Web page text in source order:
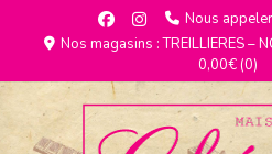
Nous
Nos magasins : TREILLIERES –
0,00€(0)